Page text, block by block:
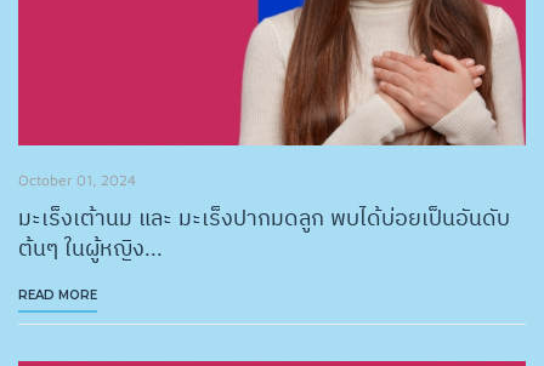
October 01, 2024
มะเร็งเต้านม และ มะเร็งปากมดลูก พบได้บ่อยเป็นอันดับ
ต้นๆ ในผู้หญิง...
READ MORE